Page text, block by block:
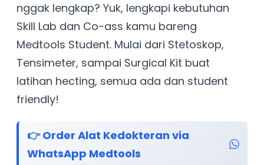
nggak lengkap? Yuk, lengkapi kebutuhan
Skill Lab dan Co-ass kamu bareng
Medtools Student. Mulai dari Stetoskop,
Tensimeter, sampai Surgical Kit buat
latihan hecting, semua ada dan student
friendly!
👉 Order Alat Kedokteran via
WhatsApp Medtools